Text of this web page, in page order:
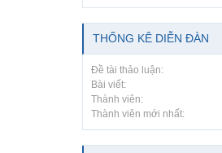
THỐNG KÊ DIỄN ĐÀN
Đề tài thảo luận:
Bài viết:
Thành viên:
Thành viên mới nhất: